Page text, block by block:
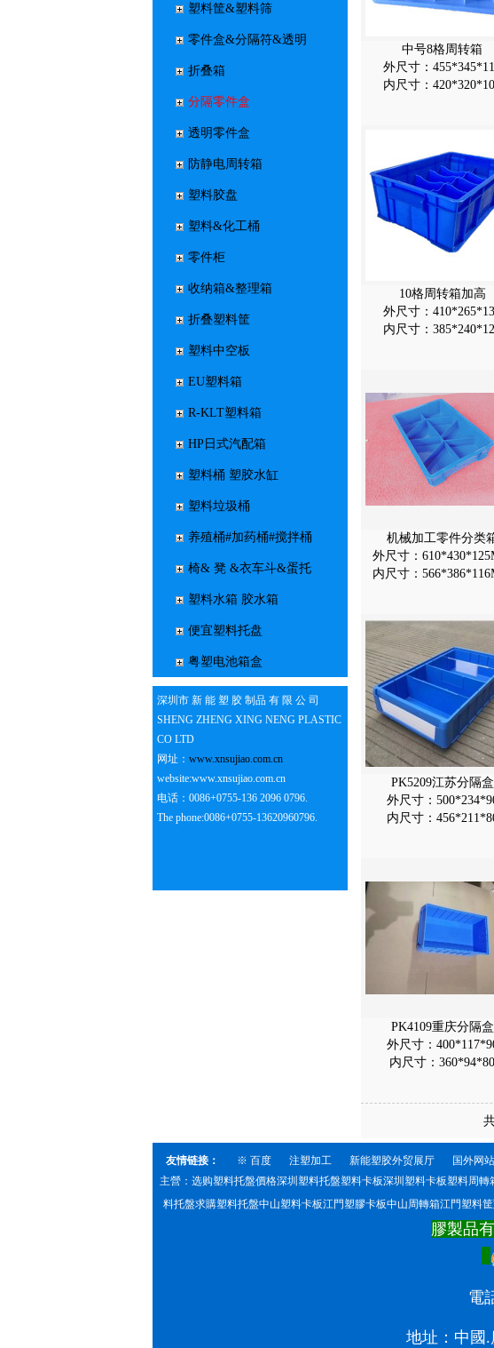
塑料筐&塑料筛
零件盒&分隔符&透明
折叠箱
分隔零件盒
透明零件盒
防静电周转箱
塑料胶盘
塑料&化工桶
零件柜
收纳箱&整理箱
折叠塑料筐
塑料中空板
EU塑料箱
R-KLT塑料箱
HP日式汽配箱
塑料桶 塑胶水缸
塑料垃圾桶
养殖桶#加药桶#搅拌桶
椅& 凳 &衣车斗&蛋托
塑料水箱 胶水箱
便宜塑料托盘
粤塑电池箱盒
深圳市 新 能 塑 胶 制品 有 限 公 司
SHENG ZHENG XING NENG PLASTIC
CO LTD
网址： www.xnsujiao.com.cn
website:www.xnsujiao.com.cn
电话：0086+0755-136 2096 0796.
The phone:0086+0755-13620960796.
中号8格周转箱
外尺寸：
内尺寸：
10格周转箱加高
外尺寸：
内尺寸：
机械加工零件分类
外尺寸：
内尺寸：
PK5209江苏分隔盒
外尺寸：
内尺寸：
PK4109重庆分隔盒
外尺寸：
内尺寸：360*94*80
友情链接： ※ 百度 注塑加工 新能塑胶外贸展厅 国外网
主營：选购塑料托盤價格深圳塑料托盤塑料卡板深圳塑料卡板塑料周
料托盤求購塑料托盤中山塑料卡板江門塑膠卡板中山周轉箱江門塑料
膠製品
電
地址：中國